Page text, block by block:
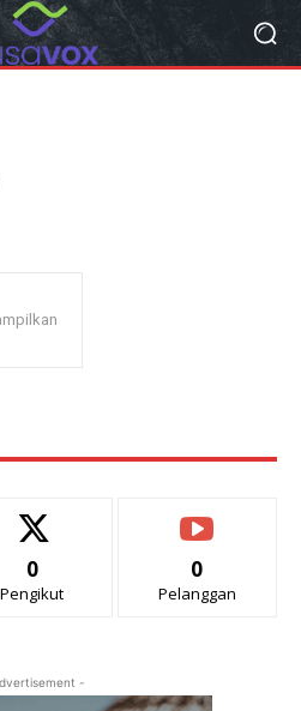
0
Pengikut
0
Pelanggan
-